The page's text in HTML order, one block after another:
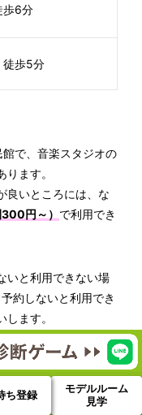
6分
歩5分
で、音楽スタジオの
ます。
良いところには、な
300円～）で利用でき
いと利用できない場
約しないと利用でき
ます。
でご紹介します。
施設名称
ち登録
モデルルーム
見学